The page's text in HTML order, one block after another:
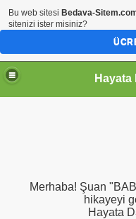
Merhaba! Şuan
hikayeyi
Hayata
Bu web sitesi Bedava-
sitenizi ister misiniz?